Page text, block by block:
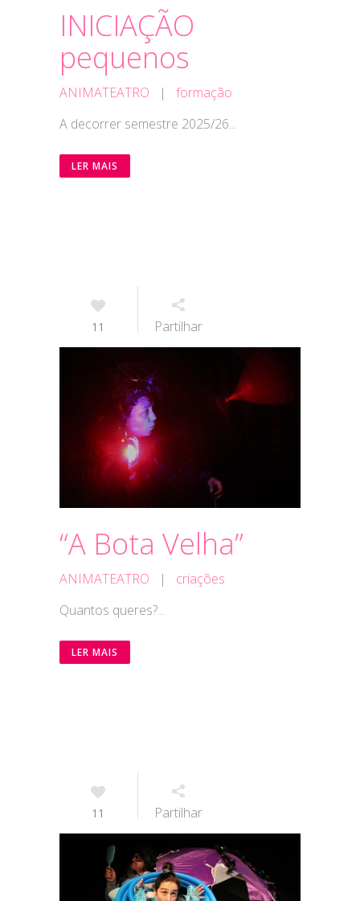
INICIAÇÃO
pequenos
ANIMATEATRO | formação
A decorrer semestre 2025/26...
LER MAIS
11 Partilhar
“A Bota Velha”
ANIMATEATRO | criações
Quantos queres?...
LER MAIS
11 Partilhar